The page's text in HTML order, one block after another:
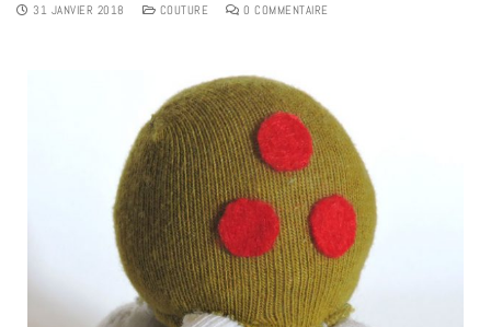
31 JANVIER 2018 COUTURE 0 COMMENTAIRE